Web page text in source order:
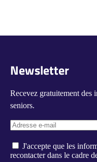
Newsletter
Recevez gratuitement des
seniors.
J'accepte que les
recontacter dans le cadre